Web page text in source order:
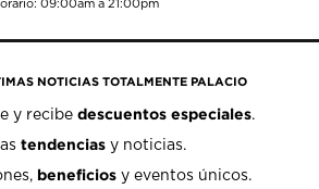
09:00am a 21:00pm
NOTICIAS TOTALMENTE PALACIO
y recibedescuentos especiales.
tendencias y noticias.
beneficios y eventos únicos.